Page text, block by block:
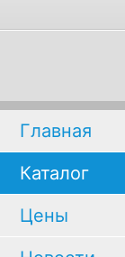
Главная
Каталог
Цены